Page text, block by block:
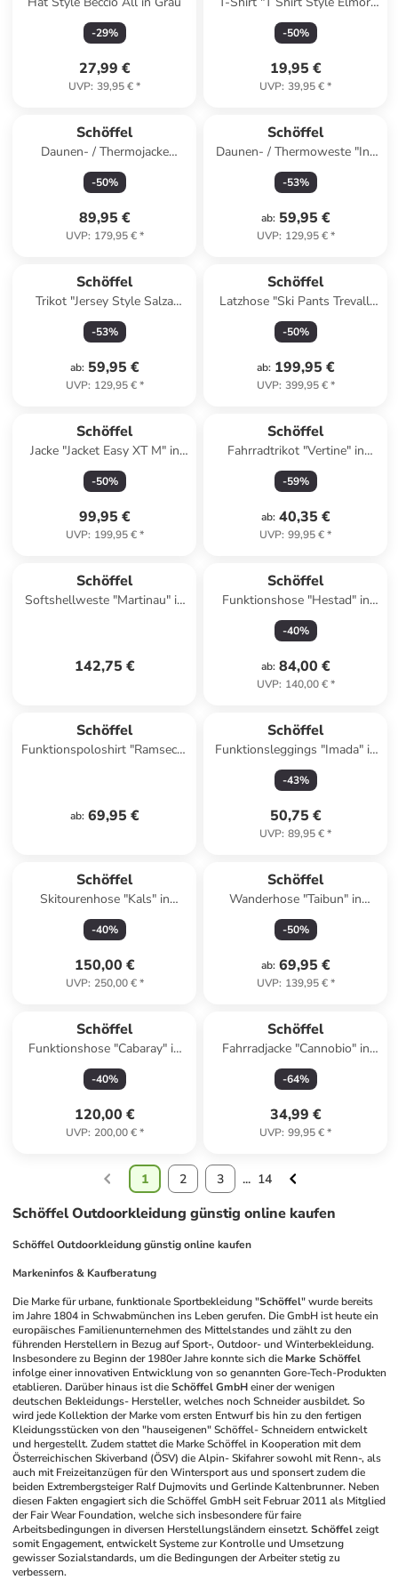
-29%
27,99 €
UVP: 39,95 €*
MEN" in cornflower blue
-50%
19,95 €
UVP: 39,95 €*
Schöffel
Daunen- / Thermojacke
"Hybrid Jk Style Blaueis
WMS" in nordic
-50%
89,95 €
UVP: 179,95 €*
Schöffel
Daunen- / Thermoweste "Ins
Vest Style Yew MNS" in navy
blazer
-53%
ab: 59,95 €
UVP: 129,95 €*
Schöffel
Trikot "Jersey Style Salza
WMS" in viola
-53%
ab: 59,95 €
UVP: 129,95 €*
Schöffel
Latzhose "Ski Pants Trevalli
M" in navy blazer
-50%
ab: 199,95 €
UVP: 399,95 €*
Schöffel
Jacke "Jacket Easy XT M" in
molten gold
-50%
99,95 €
UVP: 199,95 €*
Schöffel
Fahrradtrikot "Vertine" in
Petrol
-59%
ab: 40,35 €
UVP: 99,95 €*
Schöffel
Softshellweste "Martinau" in
142,75 €
Schöffel
Funktionshose "Hestad" in
Dunkelblau
-40%
ab: 84,00 €
UVP: 140,00 €*
Schöffel
Funktionspoloshirt "Ramseck"
ab: 69,95 €
Schöffel
Funktionsleggings "Imada" in
Rot
-43%
50,75 €
UVP: 89,95 €*
Schöffel
Skitourenhose "Kals" in
Bordeaux
-40%
150,00 €
UVP: 250,00 €*
Schöffel
Wanderhose "Taibun" in
Dunkelblau
-50%
ab: 69,95 €
UVP: 139,95 €*
Schöffel
Funktionshose "Cabaray" in
Petrol
-40%
120,00 €
UVP: 200,00 €*
Schöffel
Fahrradjacke "Cannobio" in
Beere
-64%
34,99 €
UVP: 99,95 €*
1 2 3 ... 14
Schöffel Outdoorkleidung günstig online kaufen
Schöffel Outdoorkleidung günstig online kaufen
Markeninfos & Kaufberatung
Die Marke für urbane, funktionale Sportbekleidung "Schöffel" wurde bereits
im Jahre 1804 in Schwabmünchen ins Leben gerufen. Die GmbH ist heute ein
europäisches Familienunternehmen des Mittelstandes und zählt zu den
führenden Herstellern in Bezug auf Sport-, Outdoor- und Winterbekleidung.
Insbesondere zu Beginn der 1980er Jahre konnte sich die Marke Schöffel
infolge einer innovativen Entwicklung von so genannten Gore-Tech-Produkten
etablieren. Darüber hinaus ist die Schöffel GmbH einer der wenigen
deutschen Bekleidungs- Hersteller, welches noch Schneider ausbildet. So
wird jede Kollektion der Marke vom ersten Entwurf bis hin zu den fertigen
Kleidungsstücken von den "hauseigenen" Schöffel- Schneidern entwickelt
und hergestellt. Zudem stattet die Marke Schöffel in Kooperation mit dem
Österreichischen Skiverband (ÖSV) die Alpin- Skifahrer sowohl mit Renn-, als
auch mit Freizeitanzügen für den Wintersport aus und sponsert zudem die
beiden Extrembergsteiger Ralf Dujmovits und Gerlinde Kaltenbrunner. Neben
diesen Fakten engagiert sich die Schöffel GmbH seit Februar 2011 als Mitglied
der Fair Wear Foundation, welche sich insbesondere für faire
Arbeitsbedingungen in diversen Herstellungsländern einsetzt. Schöffel zeigt
somit Engagement, entwickelt Systeme zur Kontrolle und Umsetzung
gewisser Sozialstandards, um die Bedingungen der Arbeiter stetig zu
verbessern.